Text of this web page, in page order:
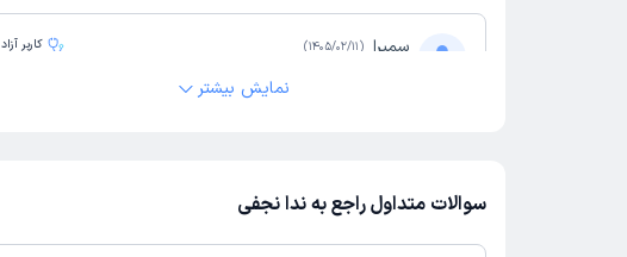
سمیرا (
1405/02/11
) کاربر آزاد
خیلی نتیجه خوبی گرفتم باصبر و حوصله هستن و روی انگیزه پسرم
نمایش بیشتر
سوالات متداول راجع به ندا نجفی